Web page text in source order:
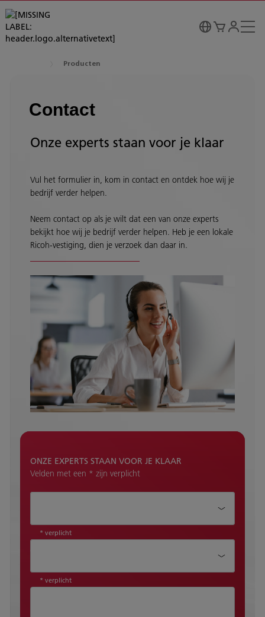
Producten
Contact
Onze experts staan voor je klaar
Vul het formulier in, kom in contact en ontdek hoe wij je
bedrijf verder helpen.
Neem contact op als je wilt dat een van onze experts
bekijkt hoe wij je bedrijf verder helpen. Heb je een lokale
Ricoh-vestiging, dien je verzoek dan daar in.
ONZE EXPERTS STAAN VOOR JE KLAAR
Velden met een * zijn verplicht
* verplicht
* verplicht